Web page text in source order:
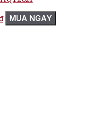
Giá
hiện
MUA NGAY